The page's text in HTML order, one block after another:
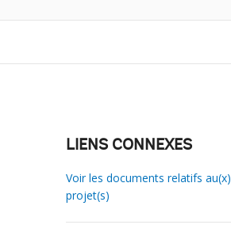
LIENS CONNEXES
Voir les documents relatifs au(x)
projet(s)